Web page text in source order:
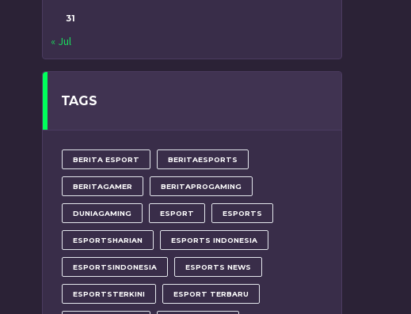
31
« Jul
TAGS
BERITA ESPORT BERITAESPORTS
BERITAGAMER BERITAPROGAMING
DUNIAGAMING ESPORT ESPORTS
ESPORTSHARIAN ESPORTS INDONESIA
ESPORTSINDONESIA ESPORTS NEWS
ESPORTSTERKINI ESPORT TERBARU